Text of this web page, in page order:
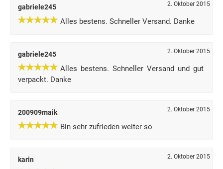
gabriele245 2. Oktober 2015
Alles bestens. Schneller Versand. Danke
gabriele245 2. Oktober 2015
Alles bestens. Schneller Versand und gut
verpackt. Danke
200909maik 2. Oktober 2015
Bin sehr zufrieden weiter so
karin 2. Oktober 2015